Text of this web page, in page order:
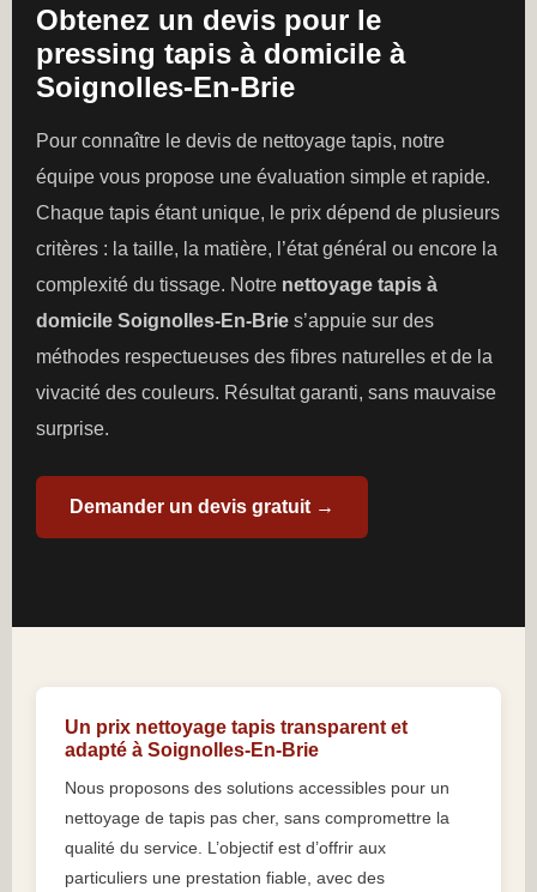
Obtenez un devis pour le
pressing tapis à domicile à
Soignolles-En-Brie
Pour connaître le devis de nettoyage tapis, notre
équipe vous propose une évaluation simple et rapide.
Chaque tapis étant unique, le prix dépend de plusieurs
critères : la taille, la matière, l’état général ou encore la
complexité du tissage. Notre nettoyage tapis à
domicile Soignolles-En-Brie s’appuie sur des
méthodes respectueuses des fibres naturelles et de la
vivacité des couleurs. Résultat garanti, sans mauvaise
surprise.
Demander un devis gratuit →
Un prix nettoyage tapis transparent et
adapté à Soignolles-En-Brie
Nous proposons des solutions accessibles pour un
nettoyage de tapis pas cher, sans compromettre la
qualité du service. L’objectif est d’offrir aux
particuliers une prestation fiable, avec des